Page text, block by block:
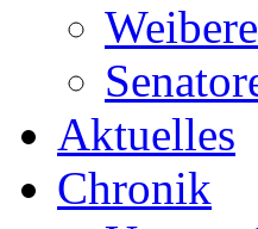
Aktuelles
Chronik